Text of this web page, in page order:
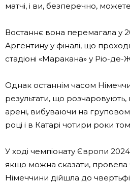
матчі, і ви, безперечно,
Востаннє вона перемагала у
Аргентину у фіналі, що
стадіоні «Маракана» у Ріо-
Однак останнім часом
результати, що розчаровують,
арені, вибуваючи на
році і в Катарі чотири роки
У ході чемпіонату Європи
якщо можна сказати, провела
Німеччини дійшла до